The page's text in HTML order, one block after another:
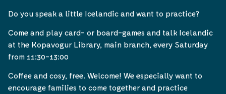
Do you speak a little Icelandic and want to practice?
Come and play card- or board-games and talk Icelandic
at the Kopavogur Library, main branch, every Saturday
from 11:30-13:00
Coffee and cosy, free. Welcome! We especially want to
encourage families to come together and practice